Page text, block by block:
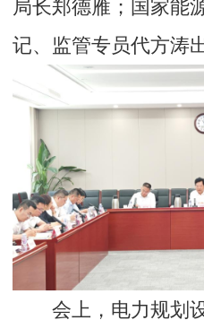
局长郑德雁；国家能
记、监管专员代方涛
会上，电力规划